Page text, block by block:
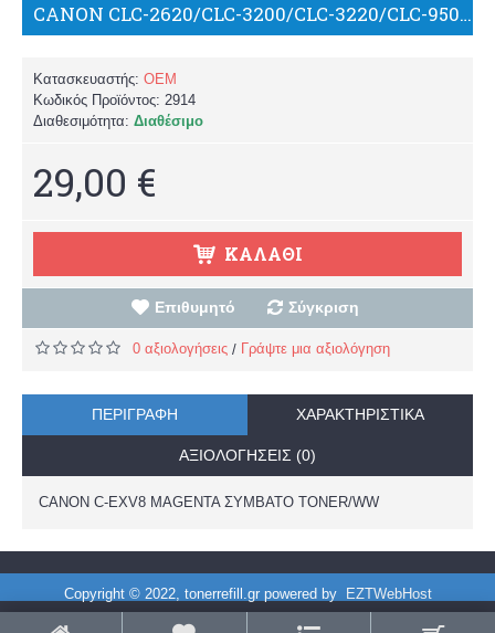
CANON CLC-2620/CLC-3200/CLC-3220/CLC-950 C-EXV8 MAGENTA 25.000 σελ. ΣΥΜΒΑΤΟ TONER/WW
Κατασκευαστής: OEM
Κωδικός Προϊόντος: 2914
Διαθεσιμότητα: Διαθέσιμο
29,00 €
ΚΑΛΆΘΙ
Επιθυμητό Σύγκριση
0 αξιολογήσεις / Γράψτε μια αξιολόγηση
ΠΕΡΙΓΡΑΦΉ ΧΑΡΑΚΤΗΡΙΣΤΙΚΆ
ΑΞΙΟΛΟΓΉΣΕΙΣ (0)
CANON C-EXV8 MAGENTA ΣΥΜΒΑΤΟ TONER/WW
Copyright © 2022, tonerrefill.gr powered by EZTWebHost